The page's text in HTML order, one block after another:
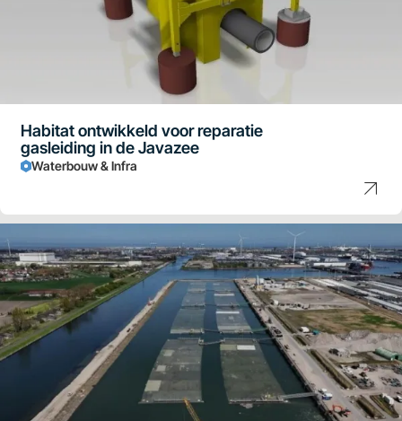
Habitat ontwikkeld voor reparatie
gasleiding in de Javazee
Waterbouw & Infra